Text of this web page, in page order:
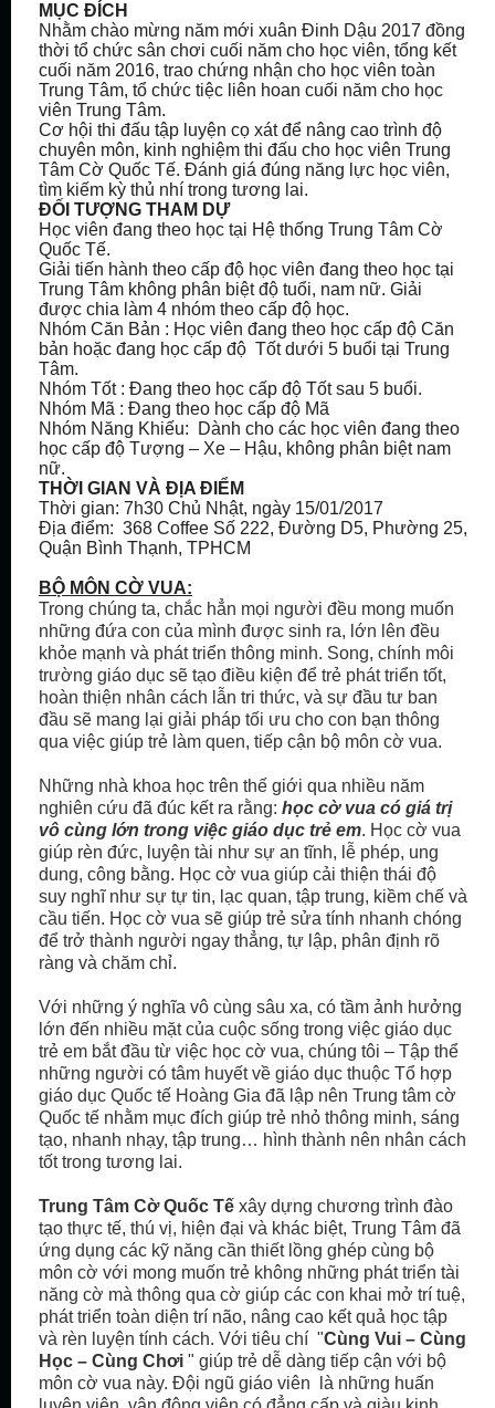
MỤC ĐÍCH
Nhằm chào mừng năm mới xuân Đinh Dậu 2017 đồng
thời tổ chức sân chơi cuối năm cho học viên, tổng kết
cuối năm 2016, trao chứng nhận cho học viên toàn
Trung Tâm, tổ chức tiệc liên hoan cuối năm cho học
viên Trung Tâm.
Cơ hội thi đấu tập luyện cọ xát để nâng cao trình độ
chuyên môn, kinh nghiệm thi đấu cho học viên Trung
Tâm Cờ Quốc Tế. Đánh giá đúng năng lực học viên,
tìm kiếm kỳ thủ nhí trong tương lai.
ĐỐI TƯỢNG THAM DỰ
Học viên đang theo học tại Hệ thống Trung Tâm Cờ
Quốc Tế.
Giải tiến hành theo cấp độ học viên đang theo học tại
Trung Tâm không phân biệt độ tuổi, nam nữ. Giải
được chia làm 4 nhóm theo cấp độ học.
Nhóm Căn Bản : Học viên đang theo học cấp độ Căn
bản hoặc đang học cấp độ Tốt dưới 5 buổi tại Trung
Tâm.
Nhóm Tốt : Đang theo học cấp độ Tốt sau 5 buổi.
Nhóm Mã : Đang theo học cấp độ Mã
Nhóm Năng Khiếu: Dành cho các học viên đang theo
học cấp độ Tượng – Xe – Hậu, không phân biệt nam
nữ.
THỜI GIAN VÀ ĐỊA ĐIỂM
Thời gian: 7h30 Chủ Nhật, ngày 15/01/2017
Địa điểm: 368 Coffee Số 222, Đường D5, Phường 25,
Quận Bình Thạnh, TPHCM
BỘ MÔN CỜ VUA:
Trong chúng ta, chắc hẳn mọi người đều mong muốn
những đứa con của mình được sinh ra, lớn lên đều
khỏe mạnh và phát triển thông minh. Song, chính môi
trường giáo dục sẽ tạo điều kiện để trẻ phát triển tốt,
hoàn thiện nhân cách lẫn tri thức, và sự đầu tư ban
đầu sẽ mang lại giải pháp tối ưu cho con bạn thông
qua việc giúp trẻ làm quen, tiếp cận bộ môn cờ vua.
Những nhà khoa học trên thế giới qua nhiều năm
nghiên cứu đã đúc kết ra rằng: học cờ vua có giá trị
vô cùng lớn trong việc giáo dục trẻ em. Học cờ vua
giúp rèn đức, luyện tài như sự an tĩnh, lễ phép, ung
dung, công bằng. Học cờ vua giúp cải thiện thái độ
suy nghĩ như sự tự tin, lạc quan, tập trung, kiềm chế và
cầu tiến. Học cờ vua sẽ giúp trẻ sửa tính nhanh chóng
để trở thành người ngay thẳng, tự lập, phân định rõ
ràng và chăm chỉ.
Với những ý nghĩa vô cùng sâu xa, có tầm ảnh hưởng
lớn đến nhiều mặt của cuộc sống trong việc giáo dục
trẻ em bắt đầu từ việc học cờ vua, chúng tôi – Tập thể
những người có tâm huyết về giáo dục thuộc Tổ hợp
giáo dục Quốc tế Hoàng Gia đã lập nên Trung tâm cờ
Quốc tế nhằm mục đích giúp trẻ nhỏ thông minh, sáng
tạo, nhanh nhạy, tập trung… hình thành nên nhân cách
tốt trong tương lai.
Trung Tâm Cờ Quốc Tế xây dựng chương trình đào
tạo thực tế, thú vị, hiện đại và khác biệt, Trung Tâm đã
ứng dụng các kỹ năng cần thiết lồng ghép cùng bộ
môn cờ với mong muốn trẻ không những phát triển tài
năng cờ mà thông qua cờ giúp các con khai mở trí tuệ,
phát triển toàn diện trí não, nâng cao kết quả học tập
và rèn luyện tính cách. Với tiêu chí "Cùng Vui – Cùng
Học – Cùng Chơi " giúp trẻ dễ dàng tiếp cận với bộ
môn cờ vua này. Đội ngũ giáo viên là những huấn